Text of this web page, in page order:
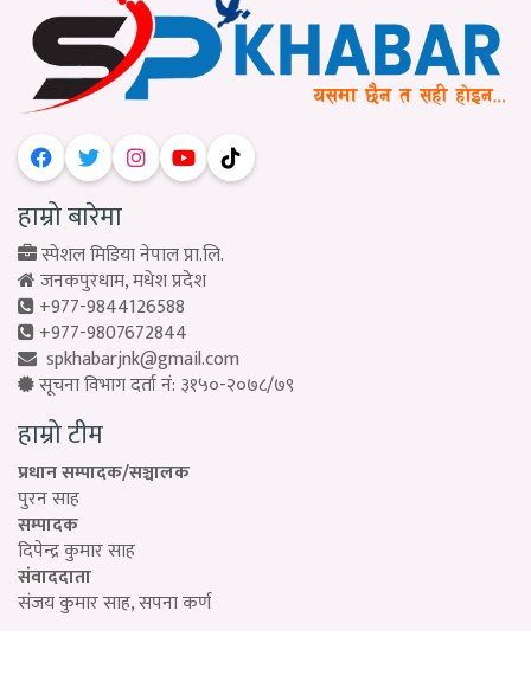
हाम्रो बारेमा
स्पेशल मिडिया नेपाल प्रा.लि.
जनकपुरधाम, मधेश प्रदेश
+977-9844126588
+977-9807672844
spkhabarjnk@gmail.com
सूचना विभाग दर्ता नं: ३१५०-२०७८/७९
हाम्रो टीम
प्रधान सम्पादक/सञ्चालक
पुरन साह
सम्पादक
दिपेन्द्र कुमार साह
संवाददाता
संजय कुमार साह, सपना कर्ण